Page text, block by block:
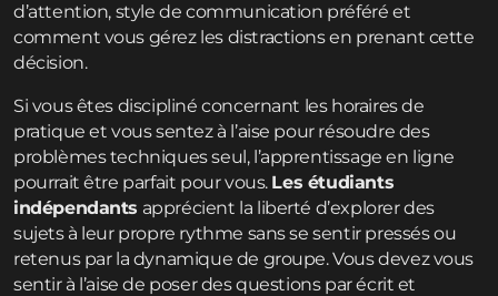
d’attention, style de communication préféré et
comment vous gérez les distractions en prenant cette
décision.
Si vous êtes discipliné concernant les horaires de
pratique et vous sentez à l’aise pour résoudre des
problèmes techniques seul, l’apprentissage en ligne
pourrait être parfait pour vous. Les étudiants
indépendants apprécient la liberté d’explorer des
sujets à leur propre rythme sans se sentir pressés ou
retenus par la dynamique de groupe. Vous devez vous
sentir à l’aise de poser des questions par écrit et